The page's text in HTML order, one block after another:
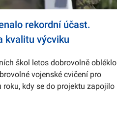
rekordní účast.
kvalitu výcviku
škol letos dobrovolně obléklo
vojenské cvičení pro
kdy se do projektu zapojilo